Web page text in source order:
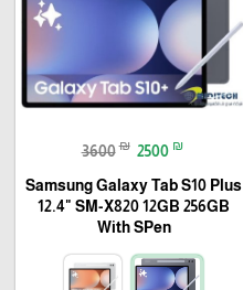
3600 ₪ 2500 ₪
Samsung Galaxy Tab S10 Plus
12.4" SM-X820 12GB 256GB
With SPen